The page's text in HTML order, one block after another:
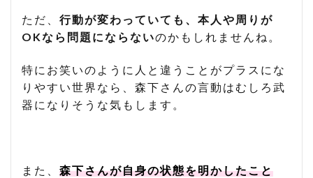
ただ、 行動が変わっていても、本人や周りが
OKなら問題にならないのかもしれませんね。
特にお笑いのように人と違うことがプラスにな
りやすい世界なら、森下さんの言動はむしろ武
器になりそうな気もします。
また、 森下さんが自身の状態を明かしたこと